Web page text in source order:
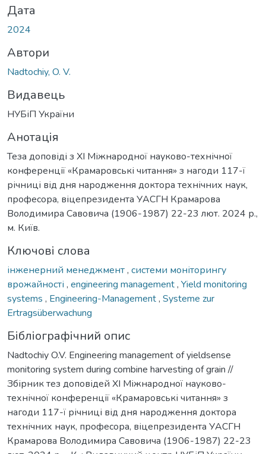
Дата
2024
Автори
Nadtochiy, O. V.
Видавець
НУБіП України
Анотація
Теза доповіді з ХІ Міжнародної науково-технічної
конференції «Крамаровські читання» з нагоди 117-ї
річниці від дня народження доктора технічних наук,
професора, віцепрезидента УАСГН Крамарова
Володимира Савовича (1906-1987) 22-23 лют. 2024 р.,
м. Київ.
Ключові слова
інженерний менеджмент, системи моніторингу
врожайності , engineering management, Yield monitoring
systems , Engineering-Management, Systeme zur
Ertragsüberwachung
Бібліографічний опис
Nadtochiy O.V. Engineering management of yieldsense
monitoring system during combine harvesting of grain //
Збірник тез доповідей ХI Міжнародної науково-
технічної конференції «Крамаровські читання» з
нагоди 117-ї річниці від дня народження доктора
технічних наук, професора, віцепрезидента УАСГН
Крамарова Володимира Савовича (1906-1987) 22-23